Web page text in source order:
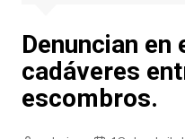
Denuncian en
cadáveres
escombros.